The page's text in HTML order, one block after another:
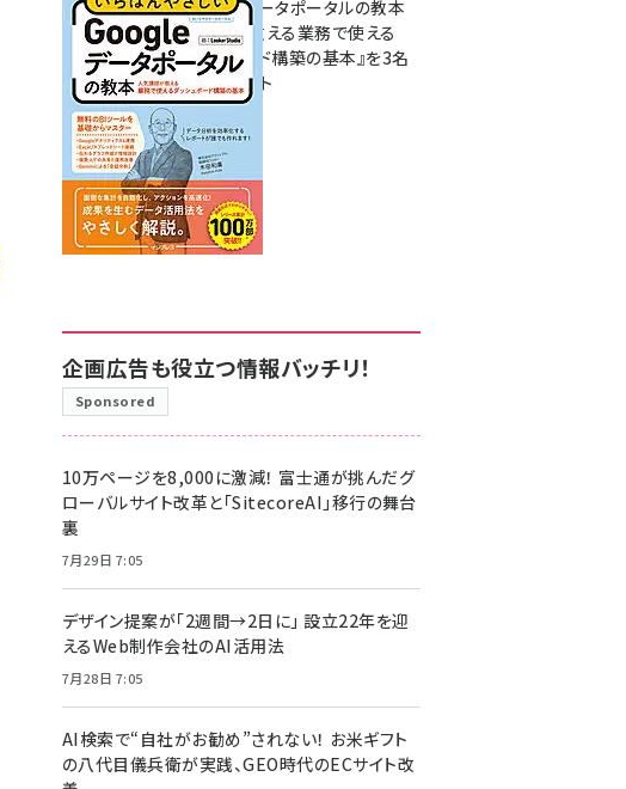
いGoogleデータポータルの教本
人気講師が教える業務で使える
ダッシュボード構築の基本』を3名
様にプレゼント
7月31日 10:00
企画広告も役立つ情報バッチリ！
Sponsored
10万ページを8,000に激減！ 富士通が挑んだグ
ローバルサイト改革と「SitecoreAI」移行の舞台
裏
7月29日 7:05
デザイン提案が「2週間→2日に」 設立22年を迎
えるWeb制作会社のAI活用法
7月28日 7:05
AI検索で“自社がお勧め”されない！ お米ギフト
の八代目儀兵衛が実践、GEO時代のECサイト改